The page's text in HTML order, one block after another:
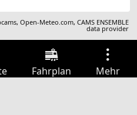
,Open-Meteo.com,CAMS ENSEMBLE
data provider
Fahrplan Mehr